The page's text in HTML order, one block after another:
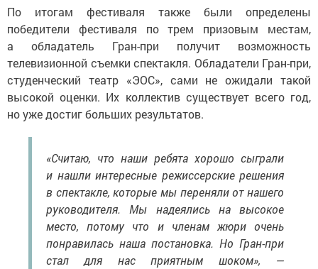
По итогам фестиваля также были определены
победители фестиваля по трем призовым местам,
а обладатель Гран-при получит возможность
телевизионной съемки спектакля. Обладатели Гран-при,
студенческий театр «ЭОС», сами не ожидали такой
высокой оценки. Их коллектив существует всего год,
но уже достиг больших результатов.
«Считаю, что наши ребята хорошо сыграли
и нашли интересные режиссерские решения
в спектакле, которые мы переняли от нашего
руководителя. Мы надеялись на высокое
место, потому что и членам жюри очень
понравилась наша постановка. Но Гран-при
стал для нас приятным шоком», —